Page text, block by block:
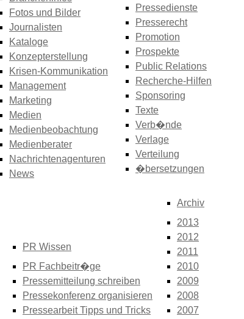
Fotos und Bilder
Journalisten
Kataloge
Konzepterstellung
Krisen-Kommunikation
Management
Marketing
Medien
Medienbeobachtung
Medienberater
Nachrichtenagenturen
News
Pressedienste
Presserecht
Promotion
Prospekte
Public Relations
Recherche-Hilfen
Sponsoring
Texte
Verb�nde
Verlage
Verteilung
�bersetzungen
PR Wissen
PR Fachbeitr�ge
Pressemitteilung schreiben
Pressekonferenz organisieren
Pressearbeit Tipps und Tricks
Archiv
2013
2012
2011
2010
2009
2008
2007